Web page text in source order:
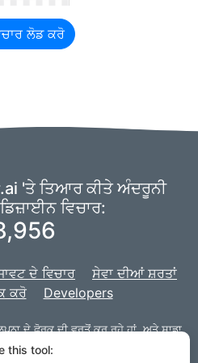
ਲੋਡ ਕਰੋ
'ਤੇ ਤਿਆਰ ਕੀਤੇ ਅੰਦਰੂਨੀ
ਵਿਚਾਰ:
ਦੇ ਵਿਚਾਰ
ਸੇਵਾ ਦੀਆਂ ਸ਼ਰਤਾਂ
ਕਰੋ
Developers
ਦੇ ਫੋਰਕ ਦੀ ਵਰਤੋਂ ਕਰ ਰਹੇ ਹਾਂ,ਅਤੇ ਸਾਡਾ
ਨਾਲ ਤਿਆਰ ਕੀਤਾ ਗਿਆ ਹੈ।
this tool: